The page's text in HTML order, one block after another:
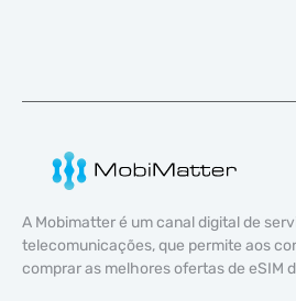
A Mobimatter é um canal digital de
telecomunicações, que permite aos
comprar as melhores ofertas de eSIM